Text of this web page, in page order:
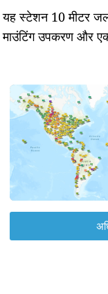
यह स्टेशन 10 मीटर
माउंटिंग उपकरण और